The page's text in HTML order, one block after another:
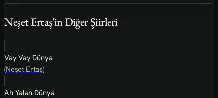
Neşet Ertaş'in Diğer Şiirleri
Vay Vay Dünya
(Neşet Ertaş)
Ah Yalan Dünya